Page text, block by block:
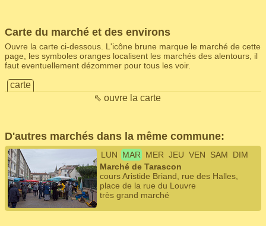
Carte du marché et des environs
Ouvre la carte ci-dessous. L'icône brune marque le marché de cette
page, les symboles oranges localisent les marchés des alentours, il
faut eventuellement dézommer pour tous les voir.
carte
⇖ ouvre la carte
D'autres marchés dans la même commune:
LUN MAR MER JEU VEN SAM
DIM
Marché de Tarascon
cours Aristide Briand, rue des Halles,
place de la rue du Louvre
très grand marché